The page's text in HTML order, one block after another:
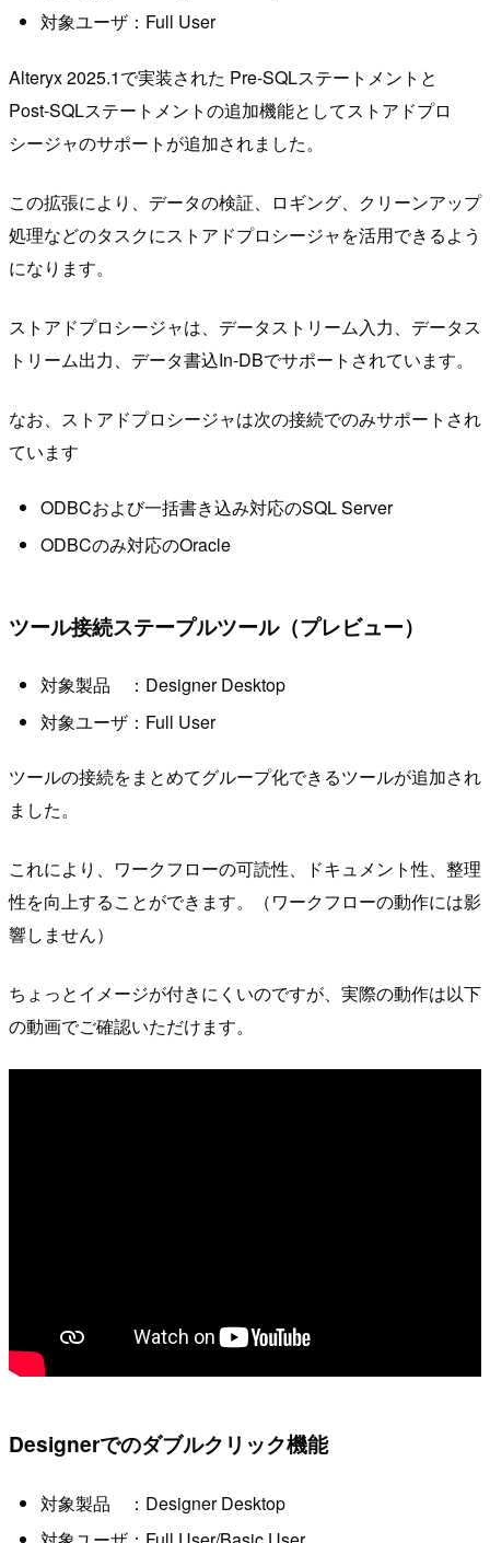
対象ユーザ：Full User
Alteryx 2025.1で実装された Pre-SQLステートメントと
Post-SQLステートメントの追加機能としてストアドプロ
シージャのサポートが追加されました。
この拡張により、データの検証、ロギング、クリーンアップ
処理などのタスクにストアドプロシージャを活用できるよう
になります。
ストアドプロシージャは、データストリーム入力、データス
トリーム出力、データ書込In-DBでサポートされています。
なお、ストアドプロシージャは次の接続でのみサポートされ
ています
ODBCおよび一括書き込み対応のSQL Server
ODBCのみ対応のOracle
ツール接続ステープルツール（プレビュー）
対象製品 ：Designer Desktop
対象ユーザ：Full User
ツールの接続をまとめてグループ化できるツールが追加され
ました。
これにより、ワークフローの可読性、ドキュメント性、整理
性を向上することができます。（ワークフローの動作には影
響しません）
ちょっとイメージが付きにくいのですが、実際の動作は以下
の動画でご確認いただけます。
Designerでのダブルクリック機能
対象製品 ：Designer Desktop